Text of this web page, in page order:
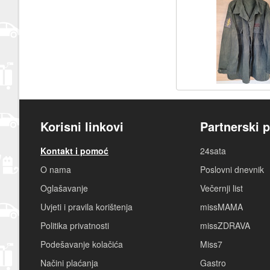
Korisni linkovi
Kontakt i pomoć
O nama
Oglašavanje
Uvjeti i pravila korištenja
Politika privatnosti
Podešavanje kolačića
Načini plaćanja
Partnerski
24sata
Poslovni dnevnik
Večernji list
missMAMA
missZDRAVA
Miss7
Gastro